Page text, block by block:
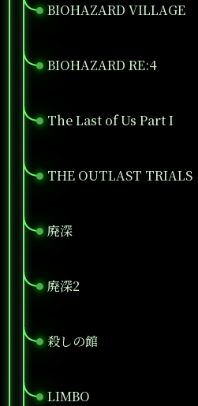
BIOHAZARD VILLAGE
●
BIOHAZARD RE:4
●
The Last of Us Part I
●
THE OUTLAST TRIALS
●
廃深
●
廃深2
●
殺しの館
●
LIMBO
●